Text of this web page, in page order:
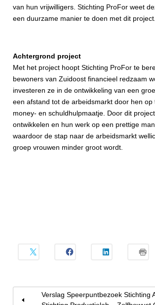
van hun vrijwilligers. Stichting ProFor weet
een duurzame manier te doen met dit project.
Achtergrond project
Met het project hoopt Stichting ProFor te
bewoners van Zuidoost financieel redzaam
investeren ze in de ontwikkeling van een
een afstand tot de arbeidsmarkt door hen op
money- en schuldhulpmaatje. Door dit
ontwikkelen en hun werk op een prettige
waardoor de stap naar de arbeidsmarkt
groep vrouwen minder groot wordt.
Verslag Speerpuntbezoek Stichting